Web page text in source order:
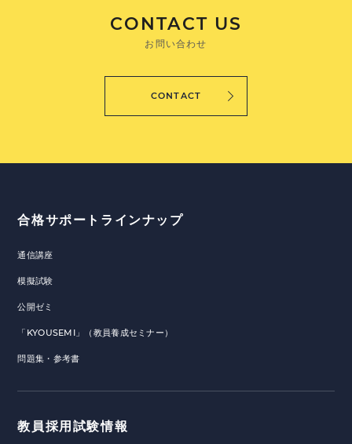
CONTACT US
お問い合わせ
CONTACT
合格サポートラインナップ
通信講座
模擬試験
公開ゼミ
「KYOUSEMI」（教員養成セミナー）
問題集・参考書
教員採用試験情報